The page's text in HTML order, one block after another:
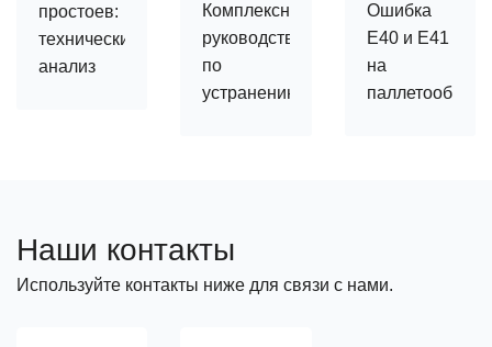
простоев:
технический
анализ
работы
упаковочного
Комплексное
руководство
по
устранению
В
современной
Ошибка
E40 и E41
на
процессе
Наши контакты
Используйте контакты ниже для связи с нами.